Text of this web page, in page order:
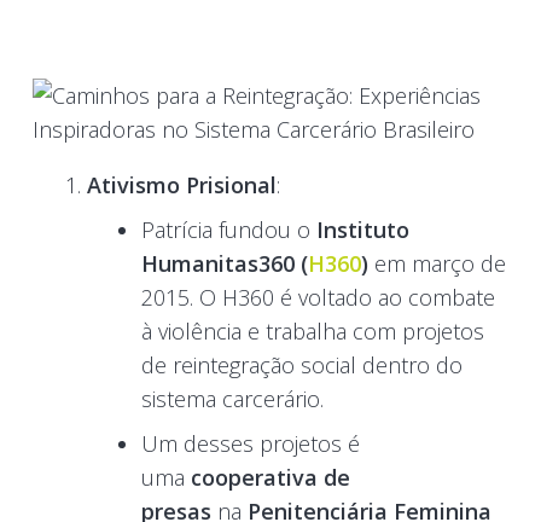
Ativismo Prisional:
Patrícia fundou o Instituto
Humanitas360 (H360) em março de
2015. O H360 é voltado ao combate
à violência e trabalha com projetos
de reintegração social dentro do
sistema carcerário.
Um desses projetos é
uma cooperativa de
presas na Penitenciária Feminina